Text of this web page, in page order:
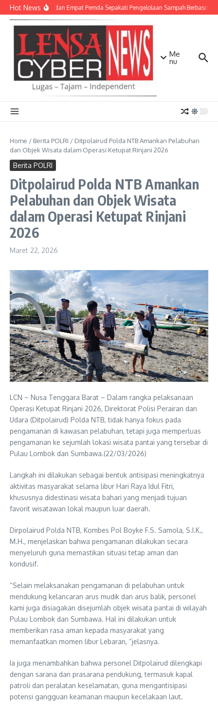
Lewati ke konten
Hot NewsTNI AD dan Empat Pemda Sepakati Pengelolaan Sampah Berbasis
Me
nu
Home / Berita POLRI / Ditpolairud Polda NTB Amankan Pelabuhan
dan Objek Wisata dalam Operasi Ketupat Rinjani 2026
Berita POLRI
Ditpolairud Polda NTB Amankan
Pelabuhan dan Objek Wisata
dalam Operasi Ketupat Rinjani
2026
Maret 22, 2026
LCN – Nusa Tenggara Barat – Dalam rangka pelaksanaan
Operasi Ketupat Rinjani 2026, Direktorat Polisi Perairan dan
Udara (Ditpolairud) Polda NTB, tidak hanya fokus pada
pengamanan di kawasan pelabuhan, tetapi juga memperluas
pengamanan ke sejumlah lokasi wisata pantai yang tersebar di
Pulau Lombok dan Sumbawa.(22/03/2026)
Langkah ini dilakukan sebagai bentuk antisipasi meningkatnya
aktivitas masyarakat selama libur Hari Raya Idul Fitri,
khususnya didestinasi wisata bahari yang menjadi tujuan
favorit wisatawan lokal maupun luar daerah.
Dirpolairud Polda NTB, Kombes Pol Boyke F.S. Samola, S.I.K.,
M.H., menjelaskan bahwa pengamanan dilakukan secara
menyeluruh guna memastikan situasi tetap aman dan
kondusif.
“Selain melaksanakan pengamanan di pelabuhan untuk
mendukung kelancaran arus mudik dan arus balik, personel
kami juga disiagakan disejumlah objek wisata pantai di wilayah
Pulau Lombok dan Sumbawa. Hal ini dilakukan untuk
memberikan rasa aman kepada masyarakat yang
memanfaatkan momen libur Lebaran, “jelasnya.
Ia juga menambahkan bahwa personel Ditpolairud dilengkapi
dengan sarana dan prasarana pendukung, termasuk kapal
patroli dan peralatan keselamatan, guna mengantisipasi
potensi gangguan keamanan maupun kecelakaan laut.